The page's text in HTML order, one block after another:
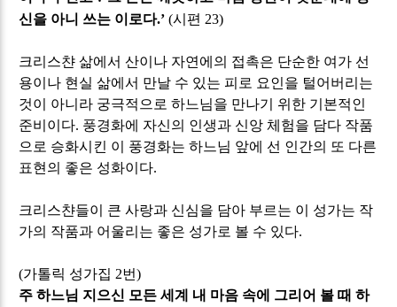
신을 아니 쓰는 이로다.’ (시편 23)
크리스챤 삶에서 산이나 자연에의 접촉은 단순한 여가 선
용이나 현실 삶에서 만날 수 있는 피로 요인을 털어버리는
것이 아니라 궁극적으로 하느님을 만나기 위한 기본적인
준비이다. 풍경화에 자신의 인생과 신앙 체험을 담다 작품
으로 승화시킨 이 풍경화는 하느님 앞에 선 인간의 또 다른
표현의 좋은 성화이다.
크리스챤들이 큰 사랑과 신심을 담아 부르는 이 성가는 작
가의 작품과 어울리는 좋은 성가로 볼 수 있다.
(가톨릭 성가집 2번)
주 하느님 지으신 모든 세계 내 마음 속에 그리어 볼 때 하